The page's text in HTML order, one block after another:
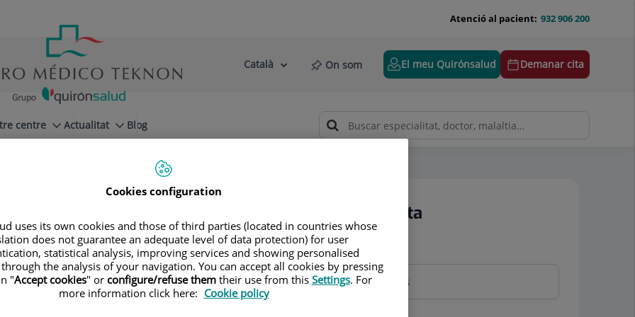
932 906 200
Atenció al pacient:
Selector
Llenguatge
Català On som El meu Quirónsalud Demanar cita
centre Actualitat Blog
Quin és el motiu de la seva consulta?
Calafí
Demanar cita
Nom i cognoms
Cookies configuration
uses its own cookies and those of third parties (located in countries whose
does not guarantee an adequate level of data protection) for user
statistical analysis, improving services and showing personalised
the analysis of your navigation. You can accept all cookies by pressing
"Accept cookies" or configure/refuse themtheir use from this Settings. For
more information click here: Cookie policy